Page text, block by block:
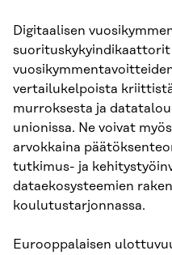
Digitaalisen
vertailukelpoista
murroksesta ja
unionissa. Ne voivat
arvokkaina
tutkimus- ja
dataekosysteemien
koulutustarjonnassa.
Eurooppalaisen